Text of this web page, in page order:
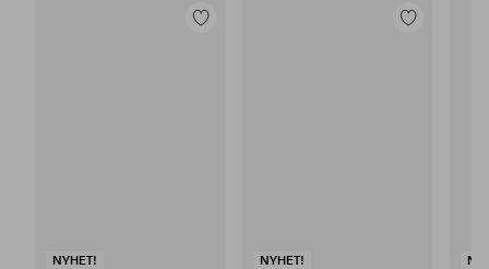
NYHET!
Lägg
NYHET!
Lägg